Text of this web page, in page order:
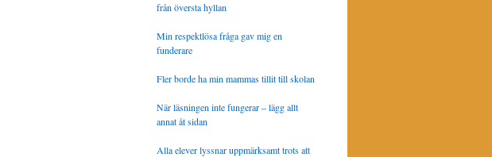
från översta hyllan
Min respektlösa fråga gav mig en
funderare
Fler borde ha min mammas tillit till skolan
När läsningen inte fungerar – lägg allt
annat åt sidan
Alla elever lyssnar uppmärksamt trots att